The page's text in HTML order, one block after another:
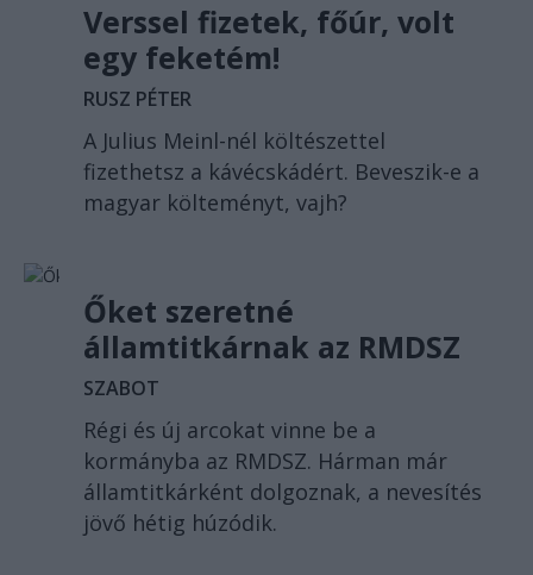
Verssel fizetek, főúr, volt
egy feketém!
RUSZ PÉTER
A Julius Meinl-nél költészettel
fizethetsz a kávécskádért. Beveszik-e a
magyar költeményt, vajh?
Őket szeretné
államtitkárnak az RMDSZ
SZABOT
Régi és új arcokat vinne be a
kormányba az RMDSZ. Hárman már
államtitkárként dolgoznak, a nevesítés
jövő hétig húzódik.